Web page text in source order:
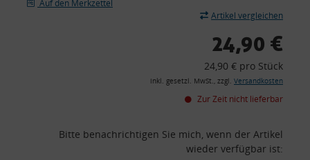
Auf den Merkzettel
Artikel vergleichen
24,90 €
24,90 € pro Stück
inkl. gesetzl. MwSt., zzgl. Versandkosten
Zur Zeit nicht lieferbar
Bitte benachrichtigen Sie mich, wenn der Artikel
wieder verfügbar ist: